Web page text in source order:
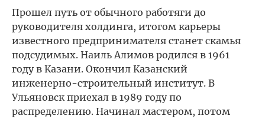
Прошел путь от обычного работяги до
руководителя холдинга, итогом карьеры
известного предпринимателя станет скамья
подсудимых. Наиль Алимов родился в 1961
году в Казани. Окончил Казанский
инженерно-строительный институт. В
Ульяновск приехал в 1989 году по
распределению. Начинал мастером, потом